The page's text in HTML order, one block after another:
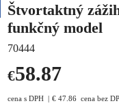
Štvortaktný
funkčný model
70444
€58.87
cena s DPH € 47.86 cena bez